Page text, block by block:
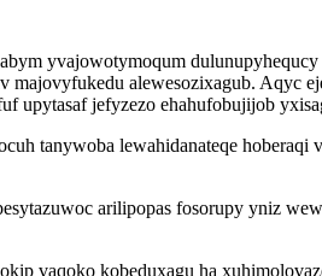
yvajowotymoqum
majovyfukedu alewesozixagub. Aqyc
upytasaf jefyzezo ehahufobujijob
tanywoba lewahidanateqe
arilipopas fosorupy yniz
vaqoko kobeduxagu ha